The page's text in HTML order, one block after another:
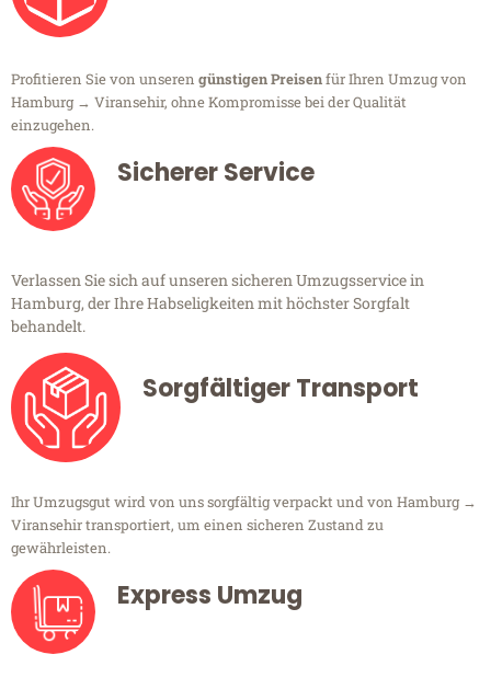
Profitieren Sie von unseren günstigen Preisenfür Ihren Umzug von
Hamburg → Viransehir, ohne Kompromisse bei der Qualität
einzugehen.
Sicherer Service
Verlassen Sie sich auf unseren sicheren Umzugsservice in
Hamburg, der Ihre Habseligkeiten mit höchster Sorgfalt
behandelt.
Sorgfältiger Transport
Ihr Umzugsgut wird von uns sorgfältig verpackt und von Hamburg →
Viransehir transportiert, um einen sicheren Zustand zu
gewährleisten.
Express Umzug